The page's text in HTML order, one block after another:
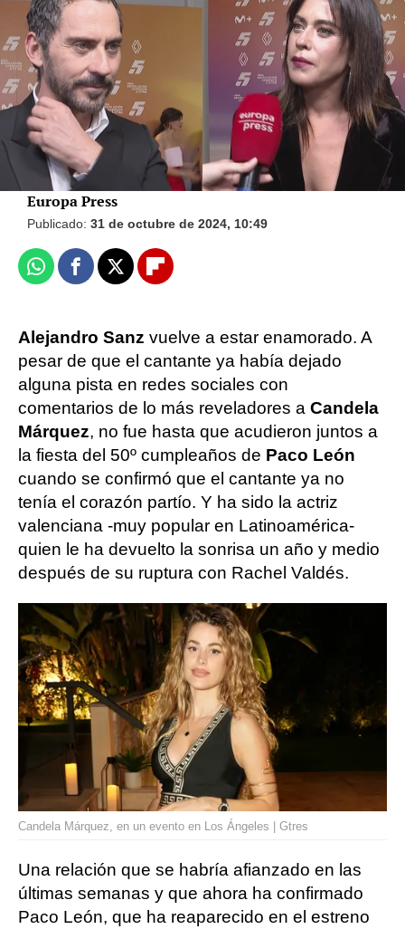
Jaydy Michel, ex de Alejandro Sanz, al
conocer que tiene nueva novia: "Cuanto
más feliz esté, mejor estará mi hija"
Europa Press
Publicado: 31 de octubre de 2024, 10:49
WhatsappFacebook
X Flipboard
Alejandro Sanz vuelve a estar enamorado. A
pesar de que el cantante ya había dejado
alguna pista en redes sociales con
comentarios de lo más reveladores a Candela
Márquez, no fue hasta que acudieron juntos a
la fiesta del 50º cumpleaños de Paco León
cuando se confirmó que el cantante ya no
tenía el corazón partío. Y ha sido la actriz
valenciana -muy popular en Latinoamérica-
quien le ha devuelto la sonrisa un año y medio
después de su ruptura con Rachel Valdés.
Candela Márquez, en un evento en Los Ángeles | Gtres
Una relación que se habría afianzado en las
últimas semanas y que ahora ha confirmado
Paco León, que ha reaparecido en el estreno